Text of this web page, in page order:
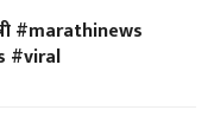
#marathinews
#viral